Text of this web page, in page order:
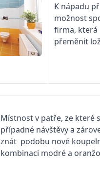
K nápadu
možnost
firma, která
přeměnit
Místnost v patře, ze které
případné návštěvy a
znát podobu nové
kombinaci modré a